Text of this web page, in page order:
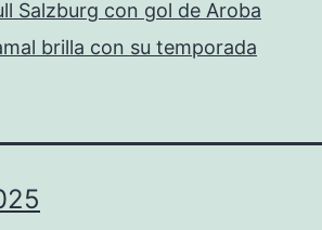
Salzburg con gol de Aroba
brilla con su temporada